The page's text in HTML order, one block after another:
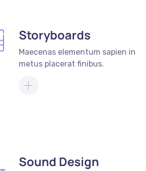
Storyboards
Maecenas elementum sapien in
metus placerat finibus.
Sound Design